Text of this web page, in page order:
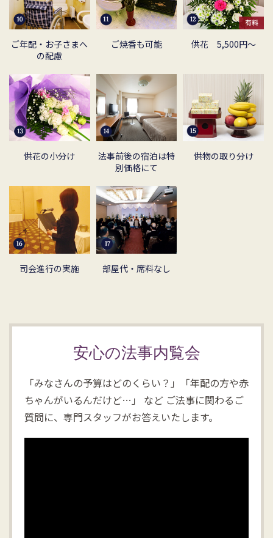
ご年配・お子さまへ
の配慮
ご焼香も可能 供花 5,500円～
供花の小分け 法事前後の宿泊は特
別価格にて
供物の取り分け
司会進行の実施 部屋代・席料なし
安心の法事内覧会
「みなさんの予算はどのくらい？」「年配の方や赤
ちゃんがいるんだけど…」 など ご法事に関わるご
質問に、専門スタッフがお答えいたします。